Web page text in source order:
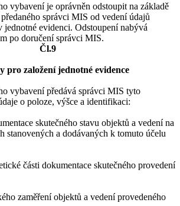
vybavení je oprávněn odstoupit na základě
správci MIS od vedení údajů
jednotné evidenci. Odstoupení nabývá
po doručení správci MIS.
Čl.9
pro založení jednotné evidence
vybavení předává správci MIS tyto
o poloze, výšce a identifikaci:
skutečného stavu objektů a vedení na
stanovených a dodávaných k tomuto účelu
části dokumentace skutečného provedení
zaměření objektů a vedení provedeného